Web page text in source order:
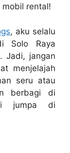
mobil rental!
, aku selalu
Solo Raya
Jadi, jangan
menjelajah
seru atau
berbagi di
jumpa di